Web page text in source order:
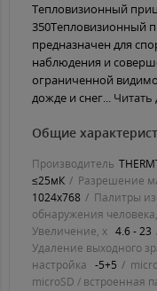
Тепловизионный
350Тепловизионный
предназначен для
наблюдения и
ограниченной
дожде и снег... Читать
Общие
Производитель
≤25мК
Разрешение
1024x768
Палитры
обнаружения
Увеличение, х 4.6 - 23
Удаление выходного
настройка -5+5
microSD / встроенная